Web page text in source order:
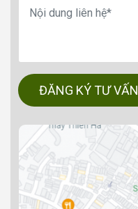
ĐĂNG KÝ TƯ VẤN